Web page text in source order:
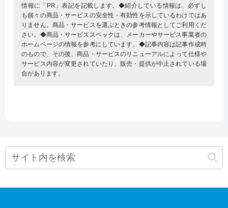
情報に「PR」表記を記載します。◆紹介している情報は、必ずし
も個々の商品・サービスの安全性・有効性を示しているわけではあ
りません。商品・サービスを選ぶときの参考情報としてご利用くだ
さい。◆商品・サービススペックは、メーカーやサービス事業者の
ホームページの情報を参考にしています。◆記事内容は記事作成時
のもので、その後、商品・サービスのリニューアルによって仕様や
サービス内容が変更されていたり、販売・提供が中止されている場
合があります。